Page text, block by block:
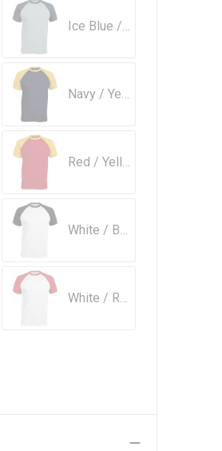
Ice Blue / Denim
Navy / Yellow
Red / Yellow
White / Black
White / Red